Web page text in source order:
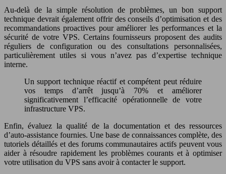
Au-delà de la simple résolution de problèmes, un bon support
technique devrait également offrir des conseils d’optimisation et des
recommandations proactives pour améliorer les performances et la
sécurité de votre VPS. Certains fournisseurs proposent des audits
réguliers de configuration ou des consultations personnalisées,
particulièrement utiles si vous n’avez pas d’expertise technique
interne.
Un support technique réactif et compétent peut réduire
vos temps d’arrêt jusqu’à 70% et améliorer
significativement l’efficacité opérationnelle de votre
infrastructure VPS.
Enfin, évaluez la qualité de la documentation et des ressources
d’auto-assistance fournies. Une base de connaissances complète, des
tutoriels détaillés et des forums communautaires actifs peuvent vous
aider à résoudre rapidement les problèmes courants et à optimiser
votre utilisation du VPS sans avoir à contacter le support.